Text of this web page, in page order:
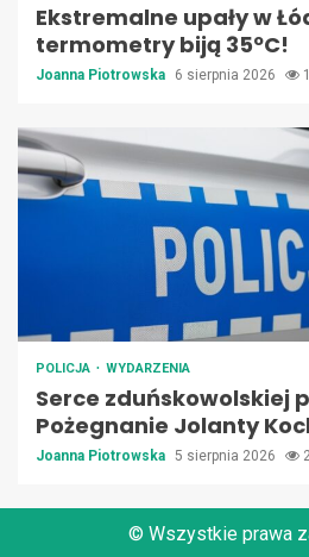
Ekstremalne upały w
termometry biją 35ºC!
Joanna Piotrowska 6 sierpnia 2026
POLICJA WYDARZENIA
Serce zduńskowolskiej
Pożegnanie Jolanty
Joanna Piotrowska 5 sierpnia 2026
© Wszystkie prawa